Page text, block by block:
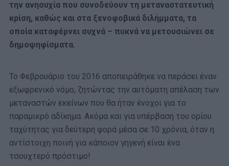
την ανησυχία που συνοδεύουν τη μεταναστατευτική
κρίση, καθώς και στα ξενοφοβικά διλήμματα, τα
οποία καταφέρνει συχνά – πυκνά να μετουσιώνει σε
δημοψηφίσματα.
Το Φεβρουάριο του 2016 αποπειράθηκε να περάσει έναν
εξωφρενικό νόμο, ζητώντας την αυτόματη απέλαση των
μεταναστών εκείνων που θα ήταν ένοχοι για το
παραμικρό αδίκημα. Ακόμα και για υπέρβαση του ορίου
ταχύτητας για δεύτερη φορά μέσα σε 10 χρόνια, όταν η
αντίστοιχη ποινή για κάποιον γηγενή είναι ένα
τσουχτερό πρόστιμο!